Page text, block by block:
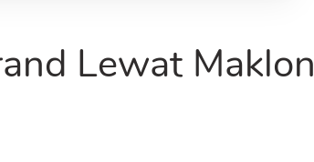
Lewat Maklon